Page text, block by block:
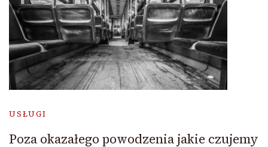
USŁUGI
Poza okazałego powodzenia jakie czujemy